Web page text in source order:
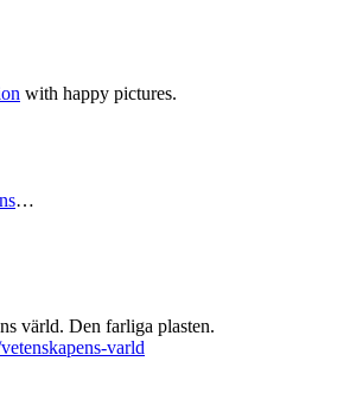
with happy pictures.
…
värld. Den farliga plasten.
varld